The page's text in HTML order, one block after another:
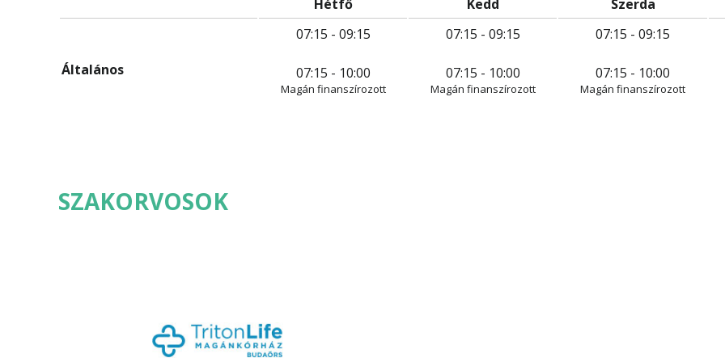
Hétfő Kedd Szerda
Általános
07:15 - 09:15
07:15 - 10:00
Magán finanszírozott
07:15 - 09:15
07:15 - 10:00
Magán finanszírozott
07:15 - 09:15
07:15 - 10:00
Magán finanszírozott
SZAKORVOSOK